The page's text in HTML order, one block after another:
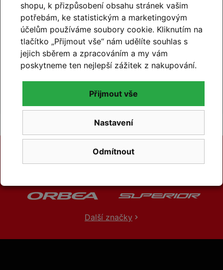
99% hodnocení
zákazníků
prohlédnout hodnocení
Další značky
shopu, k přizpůsobení obsahu stránek vašim
potřebám, ke statistickým a marketingovým
účelům používáme soubory cookie. Kliknutím na
tlačítko „Přijmout vše“ nám udělíte souhlas s
jejich sběrem a zpracováním a my vám
poskytneme ten nejlepší zážitek z nakupování.
Odmítnout
Nastavení
Přijmout vše